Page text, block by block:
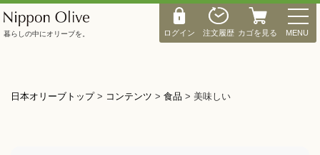
ログイン 注文履歴 カゴを見る
M
E
N
MENU
暮らしの中にオリーブを。
日本オリーブトップ> コンテンツ > 食品 > 美味しい